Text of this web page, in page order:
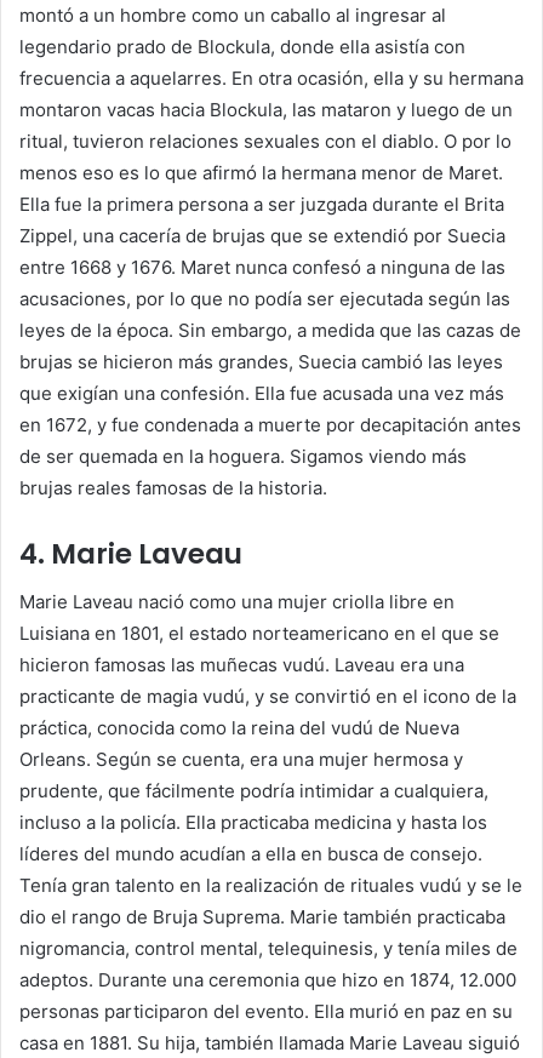
montó a un hombre como un caballo al ingresar al
legendario prado de Blockula, donde ella asistía con
frecuencia a aquelarres. En otra ocasión, ella y su hermana
montaron vacas hacia Blockula, las mataron y luego de un
ritual, tuvieron relaciones sexuales con el diablo. O por lo
menos eso es lo que afirmó la hermana menor de Maret.
Ella fue la primera persona a ser juzgada durante el Brita
Zippel, una cacería de brujas que se extendió por Suecia
entre 1668 y 1676. Maret nunca confesó a ninguna de las
acusaciones, por lo que no podía ser ejecutada según las
leyes de la época. Sin embargo, a medida que las cazas de
brujas se hicieron más grandes, Suecia cambió las leyes
que exigían una confesión. Ella fue acusada una vez más
en 1672, y fue condenada a muerte por decapitación antes
de ser quemada en la hoguera. Sigamos viendo más
brujas reales famosas de la historia.
4. Marie Laveau
Marie Laveau nació como una mujer criolla libre en
Luisiana en 1801, el estado norteamericano en el que se
hicieron famosas las muñecas vudú. Laveau era una
practicante de magia vudú, y se convirtió en el icono de la
práctica, conocida como la reina del vudú de Nueva
Orleans. Según se cuenta, era una mujer hermosa y
prudente, que fácilmente podría intimidar a cualquiera,
incluso a la policía. Ella practicaba medicina y hasta los
líderes del mundo acudían a ella en busca de consejo.
Tenía gran talento en la realización de rituales vudú y se le
dio el rango de Bruja Suprema. Marie también practicaba
nigromancia, control mental, telequinesis, y tenía miles de
adeptos. Durante una ceremonia que hizo en 1874, 12.000
personas participaron del evento. Ella murió en paz en su
casa en 1881. Su hija, también llamada Marie Laveau siguió